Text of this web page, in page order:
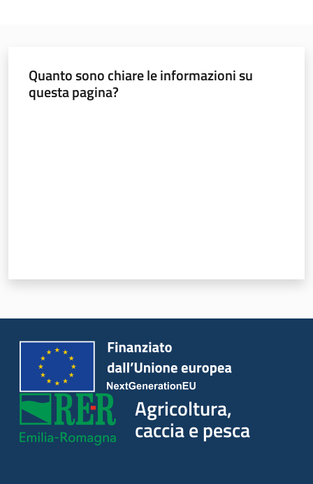
Agricoltura,
caccia e
pesca
Quanto sono chiare le informazioni su
questa pagina?
Agricoltura,
caccia e pesca